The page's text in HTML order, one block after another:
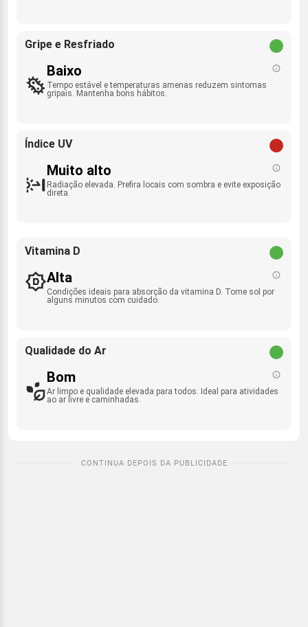
Gripe e Resfriado
Baixo
Tempo estável e temperaturas amenas reduzem sintomas
gripais. Mantenha bons hábitos.
Índice UV
Muito alto
Radiação elevada. Prefira locais com sombra e evite exposição
direta.
Vitamina D
Alta
Condições ideais para absorção da vitamina D. Tome sol por
alguns minutos com cuidado.
Qualidade do Ar
Bom
Ar limpo e qualidade elevada para todos. Ideal para atividades
ao ar livre e caminhadas.